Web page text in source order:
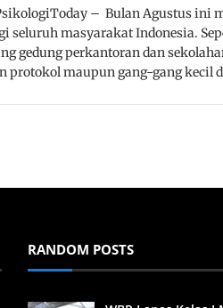
– Bulan Agustus ini
seluruh masyarakat Indonesia.
gedung perkantoran dan
protokol maupun gang-gang kecil
RANDOM POSTS